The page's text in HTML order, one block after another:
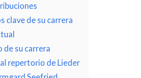
clave de su carrera
de su carrera
repertorio de Lieder